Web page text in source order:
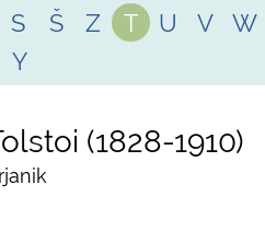
S Š Z T U V
W
Y
1828-1910